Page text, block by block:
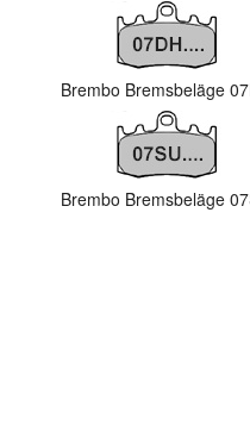
Brembo Bremsbeläge
Brembo Bremsbeläge